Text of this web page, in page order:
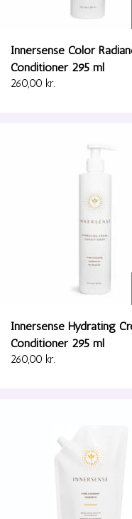
Innersense Color
Conditioner 295 ml
260,00 kr.
Innersense Hydrating
Conditioner 295 ml
260,00 kr.